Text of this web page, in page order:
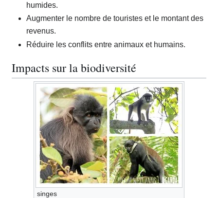
humides.
Augmenter le nombre de touristes et le montant des
revenus.
Réduire les conflits entre animaux et humains.
Impacts sur la biodiversité
singes